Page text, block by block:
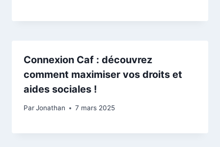
Connexion Caf : découvrez
comment maximiser vos droits et
aides sociales !
ParJonathan 7 mars 2025